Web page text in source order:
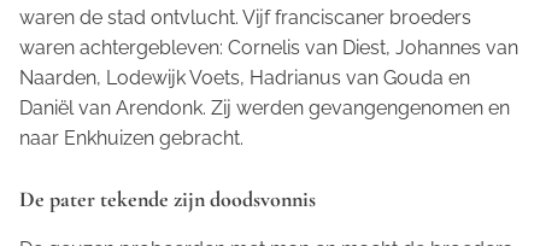
waren de stad ontvlucht. Vijf franciscaner broeders
waren achtergebleven: Cornelis van Diest, Johannes van
Naarden, Lodewijk Voets, Hadrianus van Gouda en
Daniël van Arendonk. Zij werden gevangengenomen en
naar Enkhuizen gebracht.
De pater tekende zijn doodsvonnis